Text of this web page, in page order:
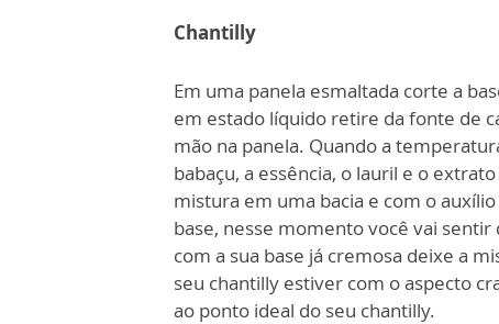
Chantilly
Em uma panela esmaltada corte a
em estado líquido retire da fonte de
mão na panela. Quando a
babaçu, a essência, o lauril e o
mistura em uma bacia e com o
base, nesse momento você vai sentir
com a sua base já cremosa deixe a
seu chantilly estiver com o aspecto
ao ponto ideal do seu chantilly.